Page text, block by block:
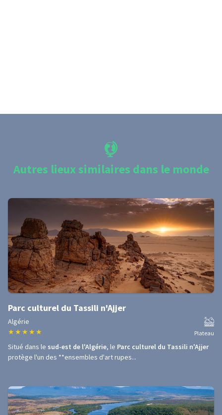
Autres lieux similaires dans le monde
Parc culturel du Tassili n'Ajjer
Algérie
★ ★ ★ ★ ★ Plateau
Situé dans le sud-est de l'Algérie, le Parc culturel du Tassili n'Ajjer
protège l'un des **ensembles d'art rupes...